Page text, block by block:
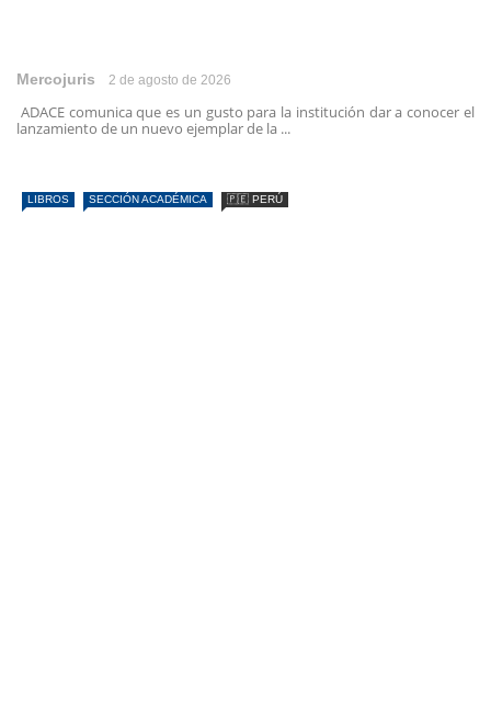
Mercojuris 2 de agosto de 2026
ADACE comunica que es un gusto para la institución dar a conocer el
lanzamiento de un nuevo ejemplar de la ...
LIBROS SECCIÓN ACADÉMICA 🇵🇪 PERÚ